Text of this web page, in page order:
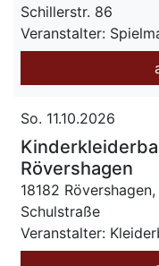
Schillerstr. 86
Veranstalter:
So. 11.10.2026
Rövershagen
18182 Rövershagen,
Schulstraße
Veranstalter: